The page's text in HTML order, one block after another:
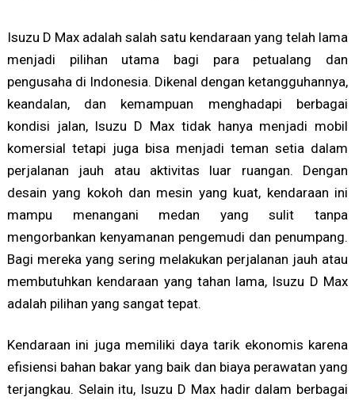
Isuzu D Max adalah salah satu kendaraan yang telah lama
menjadi pilihan utama bagi para petualang dan
pengusaha di Indonesia. Dikenal dengan ketangguhannya,
keandalan, dan kemampuan menghadapi berbagai
kondisi jalan, Isuzu D Max tidak hanya menjadi mobil
komersial tetapi juga bisa menjadi teman setia dalam
perjalanan jauh atau aktivitas luar ruangan. Dengan
desain yang kokoh dan mesin yang kuat, kendaraan ini
mampu menangani medan yang sulit tanpa
mengorbankan kenyamanan pengemudi dan penumpang.
Bagi mereka yang sering melakukan perjalanan jauh atau
membutuhkan kendaraan yang tahan lama, Isuzu D Max
adalah pilihan yang sangat tepat.
Kendaraan ini juga memiliki daya tarik ekonomis karena
efisiensi bahan bakar yang baik dan biaya perawatan yang
terjangkau. Selain itu, Isuzu D Max hadir dalam berbagai